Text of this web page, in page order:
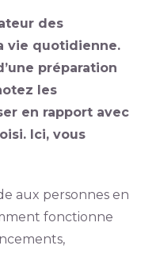
des
vie quotidienne.
préparation
les
en rapport avec
Ici, vous
aux personnes en
fonctionne